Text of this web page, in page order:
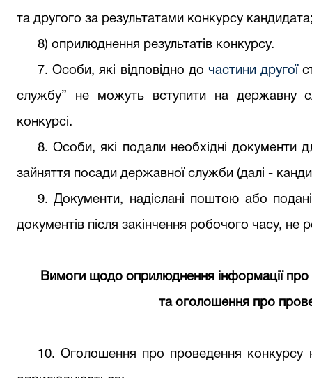
та другого за результатами конкурсу
8) оприлюднення результатів конкурсу.
7. Особи, які відповідно до частини другої
службу” не можуть вступити на державну
конкурсі.
8. Особи, які подали необхідні документи
зайняття посади державної служби (далі -
9. Документи, надіслані поштою або
документів після закінчення робочого часу, не
Вимоги щодо оприлюднення інформації
та оголошення про
10. Оголошення про проведення конкурсу